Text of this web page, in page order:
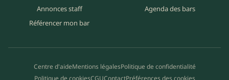
Annonces staff
Agenda des bars
Référencer mon bar
Centre d'aideMentions légalesPolitique de confidentialité